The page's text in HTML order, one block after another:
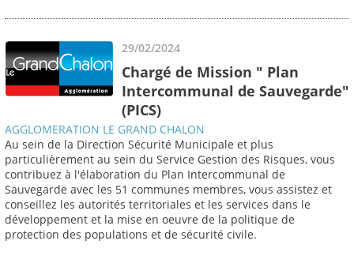
29/02/2024
Chargé de Mission " Plan
Intercommunal de Sauvegarde"
(PICS)
AGGLOMERATION LE GRAND CHALON
Au sein de la Direction Sécurité Municipale et plus
particulièrement au sein du Service Gestion des Risques, vous
contribuez à l'élaboration du Plan Intercommunal de
Sauvegarde avec les 51 communes membres, vous assistez et
conseillez les autorités territoriales et les services dans le
développement et la mise en oeuvre de la politique de
protection des populations et de sécurité civile.